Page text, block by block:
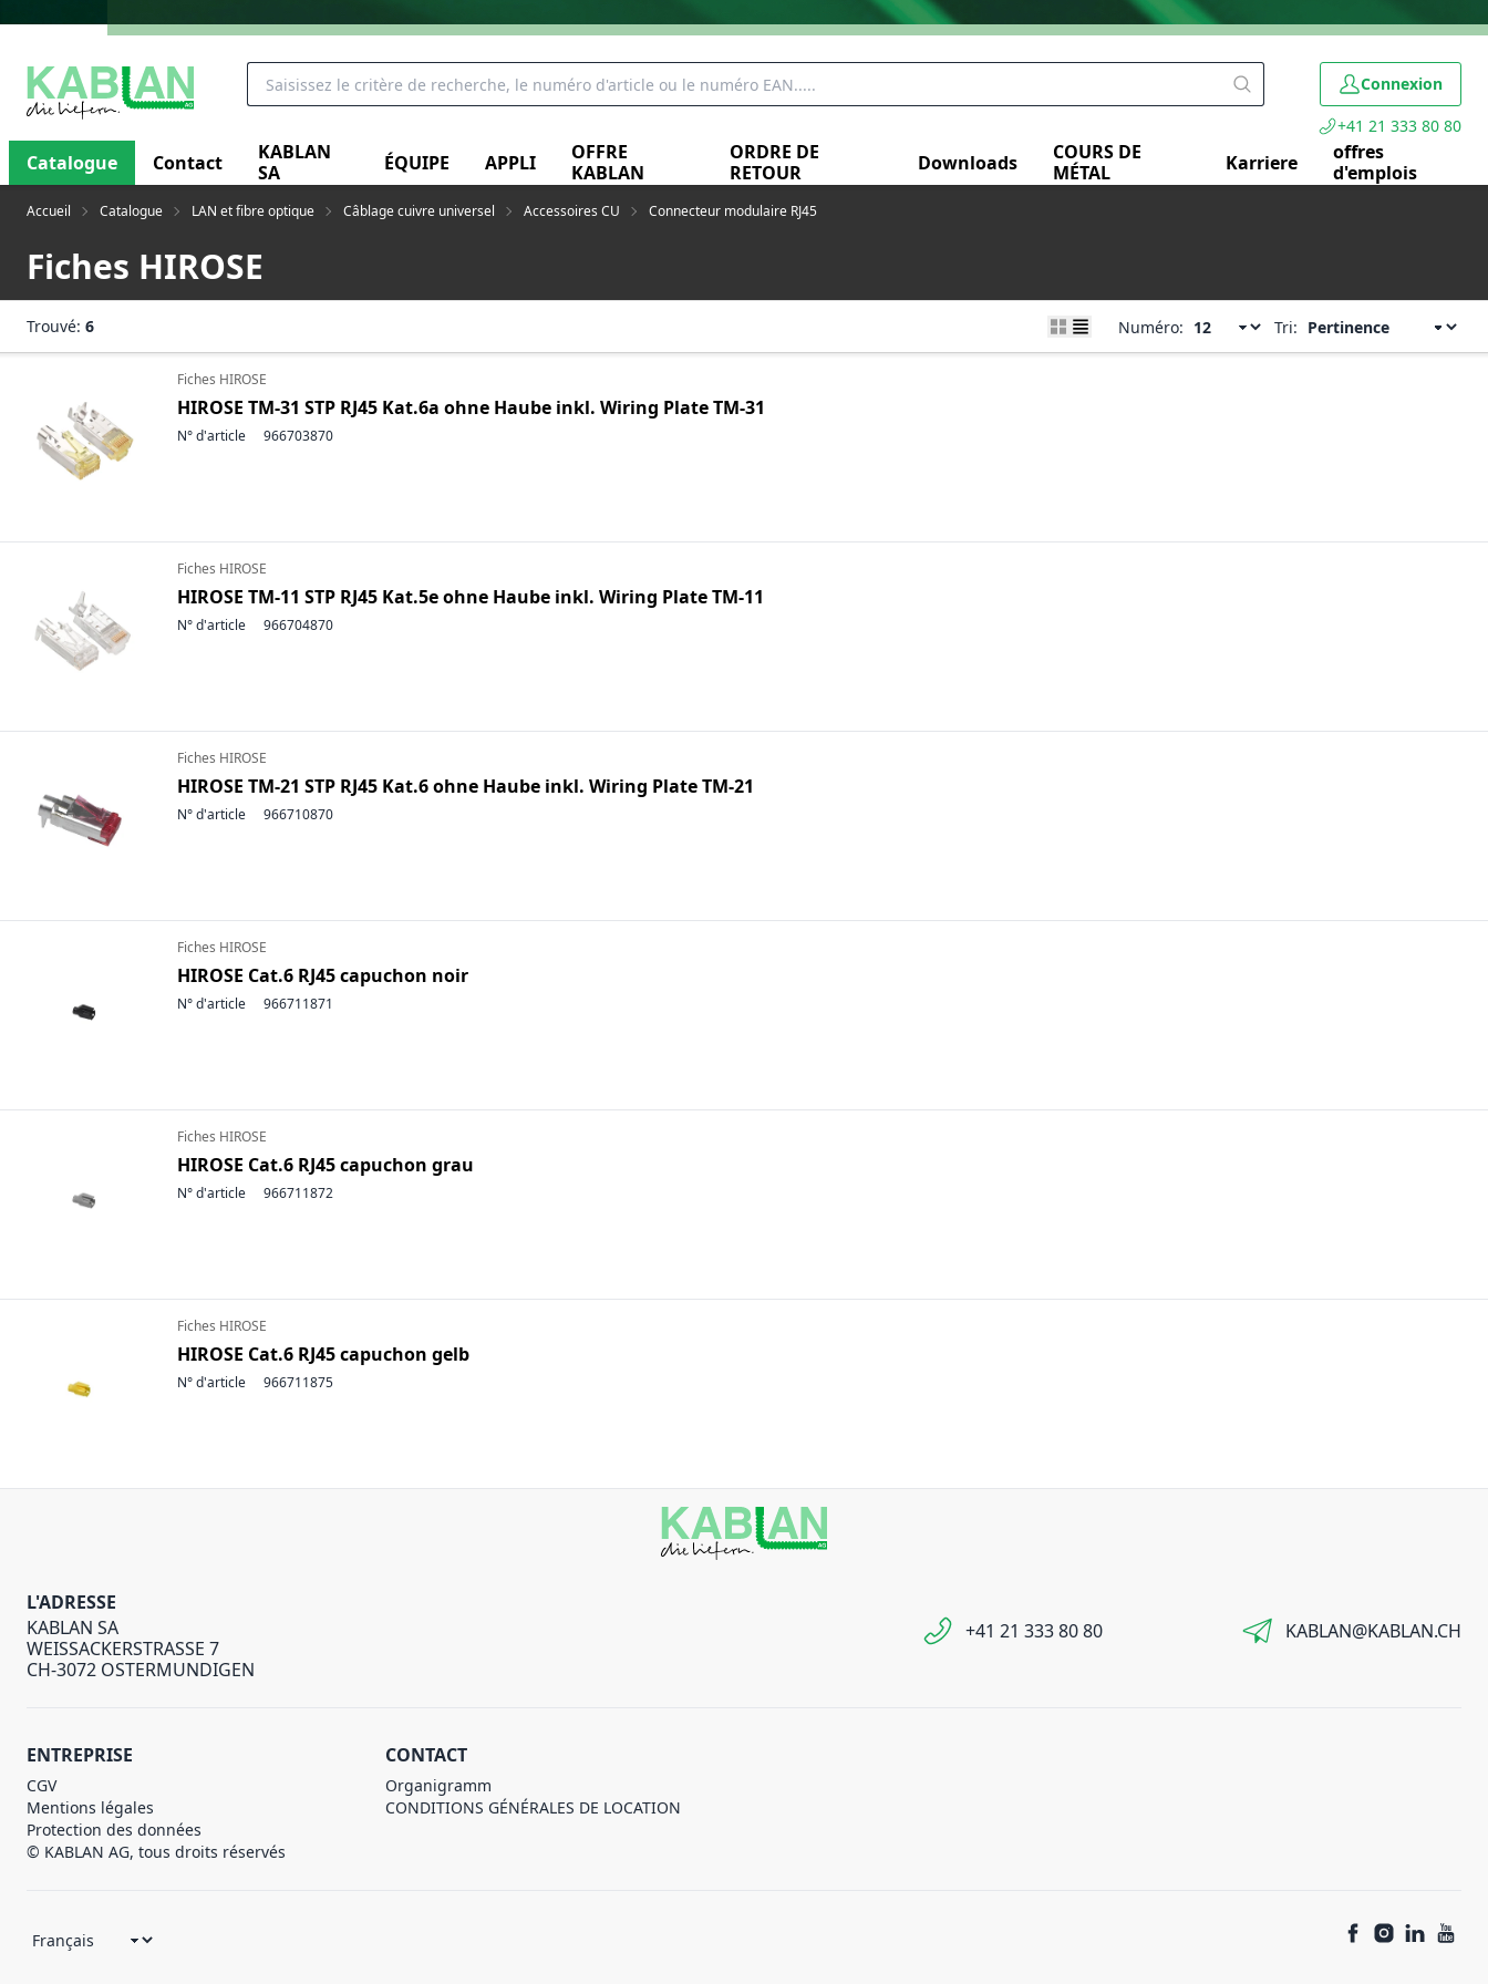
Connexion
+41 21 333 80 80
Catalogue Contact
KABLAN
SA
ÉQUIPE APPLI
OFFRE
KABLAN
ORDRE DE
RETOUR
Downloads
COURS DE
MÉTAL
Karriere
offres
d'emplois
Accueil Catalogue LAN et fibre optique Câblage cuivre universel Accessoires CU Connecteur modulaire RJ45
Fiches HIROSE
Trouvé: 6 Numéro: Tri:
Fiches HIROSE
HIROSE TM-31 STP RJ45 Kat.6a ohne Haube inkl. Wiring Plate TM-31
N° d'article 966703870
Fiches HIROSE
HIROSE TM-11 STP RJ45 Kat.5e ohne Haube inkl. Wiring Plate TM-11
N° d'article 966704870
Fiches HIROSE
HIROSE TM-21 STP RJ45 Kat.6 ohne Haube inkl. Wiring Plate TM-21
N° d'article 966710870
Fiches HIROSE
HIROSE Cat.6 RJ45 capuchon noir
N° d'article 966711871
Fiches HIROSE
HIROSE Cat.6 RJ45 capuchon grau
N° d'article 966711872
Fiches HIROSE
HIROSE Cat.6 RJ45 capuchon gelb
N° d'article 966711875
L'ADRESSE
KABLAN SA
WEISSACKERSTRASSE 7
CH-3072 OSTERMUNDIGEN
+41 21 333 80 80 KABLAN@KABLAN.CH
ENTREPRISE
CGV
Mentions légales
Protection des données
© KABLAN AG, tous droits réservés
CONTACT
Organigramm
CONDITIONS GÉNÉRALES DE LOCATION